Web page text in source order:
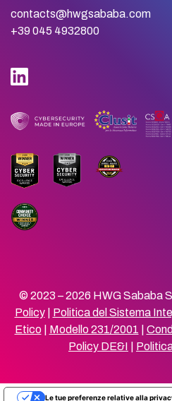
contacts@hwgsababa.com
+39 045 4932800
© 2023 – 2026 HWG Sababa
Policy| Politica del Sistema
Etico| Modello 231/2001
Policy DE&I
Le tue preferenze relative alla